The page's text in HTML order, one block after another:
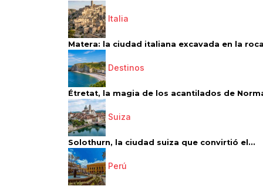
Italia
Matera: la ciudad italiana excavada en la
Destinos
Étretat, la magia de los acantilados de
Suiza
Solothurn, la ciudad suiza que convirtió el...
Perú